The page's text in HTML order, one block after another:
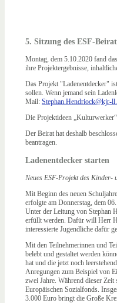
5. Sitzung des ESF-
Montag, dem 5.10.2020 fand
ihre Projektergebnisse,
Das Projekt "Ladenentdecker"
sollen. Wenn jemand sein
Mail: Stephan.Hendriock@kjr-
Die Projektideen
Der Beirat hat deshalb
beantragen.
Ladenentdecker starten
Neues ESF-Projekt des Kinder-
Mit Beginn des neuen
erfolgte am Donnerstag, dem
Unter der Leitung von Stephan
erfüllt werden. Dafür will Herr
interessierte Jugendliche dafür
Mit den Teilnehmerinnen und
belebt und gestaltet werden
hat und die jetzt noch
Anregungen zum Beispiel von
zwei Jahre. Während dieser Zeit
Europäischen Sozialfonds.
3.000 Euro bringt die Große